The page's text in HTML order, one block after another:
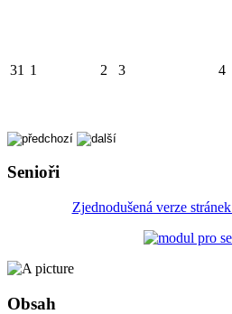
31 1 2 3 4
Senioři
Zjednodušená verze
Obsah